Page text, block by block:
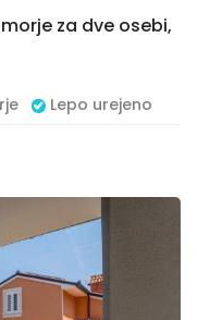
za dve osebi,
Lepo urejeno